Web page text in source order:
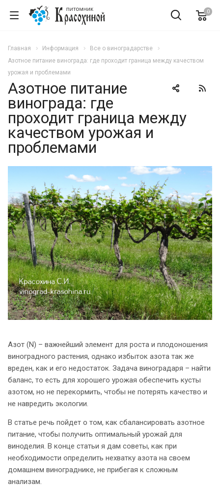
0
Главная Информация
Все о виноградарстве
Азотное питание винограда: где проходит граница между качеством
урожая и проблемами
Азотное питание
винограда: где
проходит граница между
качеством урожая и
проблемами
Азот (N) – важнейший элемент для роста и плодоношения
виноградного растения, однако избыток азота так же
вреден, как и его недостаток. Задача виноградаря – найти
баланс, то есть для хорошего урожая обеспечить кусты
азотом, но не перекормить, чтобы не потерять качество и
не навредить экологии.
В статье речь пойдет о том, как сбалансировать азотное
питание, чтобы получить оптимальный урожай для
виноделия. В конце статьи я дам советы, как при
необходимости определить нехватку азота на своем
домашнем винограднике, не прибегая к сложным
анализам.